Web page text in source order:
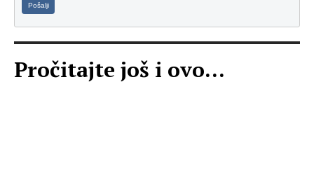
Pošalji
Pročitajte još i ovo...